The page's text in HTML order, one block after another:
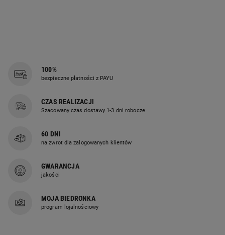
100%
bezpieczne płatności z PAYU
CZAS REALIZACJI
Szacowany czas dostawy 1-3 dni robocze
60 DNI
na zwrot dla zalogowanych klientów
GWARANCJA
jakości
MOJA BIEDRONKA
program lojalnościowy